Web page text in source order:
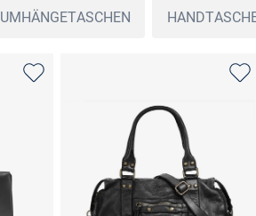
UMHÄNGETASCHEN